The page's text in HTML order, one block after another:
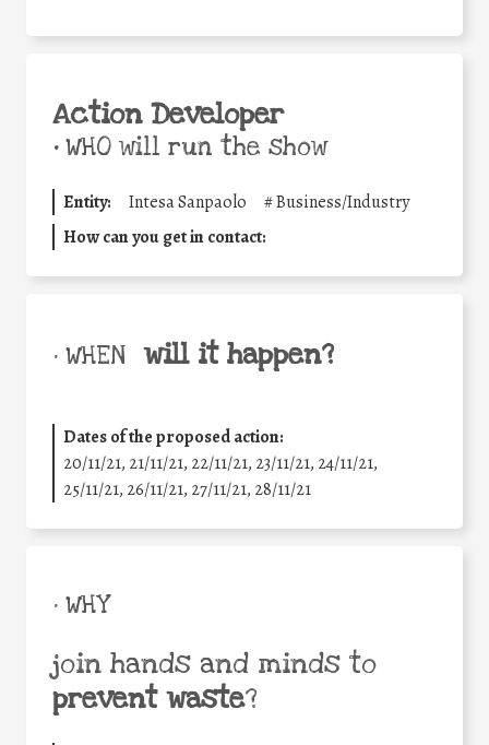
Action Developer
•WHO will run the show
Entity: Intesa Sanpaolo #Business/Industry
How can you get in contact:
• WHEN will it happen?
Dates of the proposed action:
20/11/21, 21/11/21, 22/11/21, 23/11/21, 24/11/21,
25/11/21, 26/11/21, 27/11/21, 28/11/21
• WHY
join hands and minds to
prevent waste?